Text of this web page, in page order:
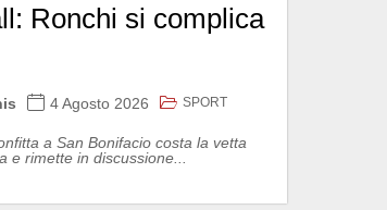
Ronchi si complica
4 Agosto 2026 SPORT
a San Bonifacio costa la vetta
e rimette in discussione...